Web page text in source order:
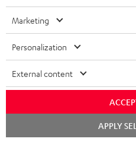
ULTIMA-SERIE
IN-EAR-KOPFHÖRER
FANSHOP
NEUHEITEN
TEUFEL STORY
UNSER MANAGEMENT
POLEN
SPANIEN
ITALIEN
WEITERE LÄNDER
Technische Änderungen, Tippfehler
Fotos abgebildete Zubehör ist nicht im
Datenschutz
Marketing
Personalization
External content
APPLY